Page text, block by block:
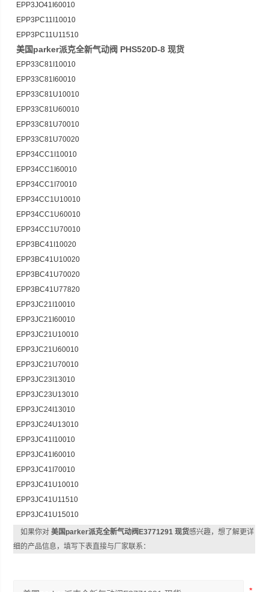
EPP3JO41I60010
EPP3PC11I10010
EPP3PC11U11510
美国parker派克全新气动阀 PHS520D-8 现货
EPP33C81I10010
EPP33C81I60010
EPP33C81U10010
EPP33C81U60010
EPP33C81U70010
EPP33C81U70020
EPP34CC1I10010
EPP34CC1I60010
EPP34CC1I70010
EPP34CC1U10010
EPP34CC1U60010
EPP34CC1U70010
EPP3BC41I10020
EPP3BC41U10020
EPP3BC41U70020
EPP3BC41U77820
EPP3JC21I10010
EPP3JC21I60010
EPP3JC21U10010
EPP3JC21U60010
EPP3JC21U70010
EPP3JC23I13010
EPP3JC23U13010
EPP3JC24I13010
EPP3JC24U13010
EPP3JC41I10010
EPP3JC41I60010
EPP3JC41I70010
EPP3JC41U10010
EPP3JC41U11510
EPP3JC41U15010
如果你对美国parker派克全新气动阀E3771291 现货感兴趣，想了解更详
细的产品信息，填写下表直接与厂家联系：